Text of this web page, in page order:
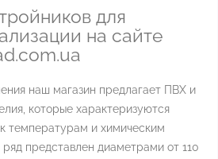
для
на сайте
наш магазин предлагает ПВХ и
которые характеризуются
температурам и химическим
представлен диаметрами от 110